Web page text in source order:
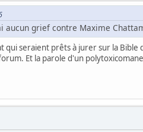
aucun grief contre Maxime
seraient prêts à jurer sur la
Et la parole d'un